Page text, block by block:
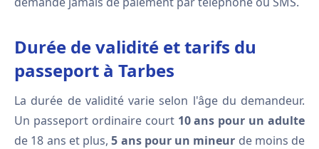
Durée de validité et tarifs du
passeport à Tarbes
La durée de validité varie selon l'âge du demandeur.
Un passeport ordinaire court 10 ans pour un adulte
de 18 ans et plus,5 ans pour un mineur de moins de